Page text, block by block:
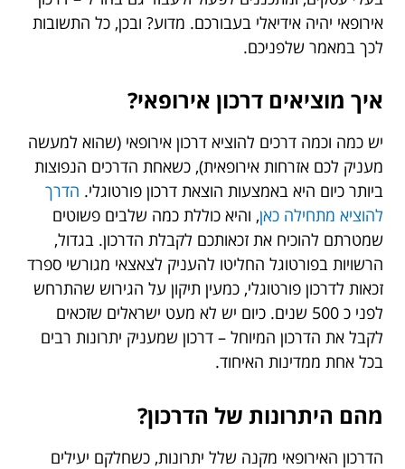
אירופאי יהיה אידיאלי בעבורכם. מדוע? ובכן, כל התשובות
לכך במאמר שלפניכם.
איך מוציאים דרכון אירופאי?
יש כמה וכמה דרכים להוציא דרכון אירופאי (שהוא למעשה
מעניק לכם אזרחות אירופאית), כשאחת הדרכים הנפוצות
ביותר כיום היא באמצעות הוצאת דרכון פורטוגלי. הדרך
להוציא מתחילה כאן, והיא כוללת כמה שלבים פשוטים
שמטרתם להוכיח את זכאותכם לקבלת הדרכון. בגדול,
הרשויות בפורטוגל החליטו להעניק לצאצאי מגורשי ספרד
זכאות לדרכון פורטוגלי, כמעין תיקון על הגירוש שהתרחש
לפני כ 500 שנים. כיום יש לא מעט ישראלים שזכאים
לקבל את הדרכון המיוחל – דרכון שמעניק יתרונות רבים
בכל אחת ממדינות האיחוד.
מהם היתרונות של הדרכון?
הדרכון האירופאי מקנה שלל יתרונות, כשחלקם יעילים